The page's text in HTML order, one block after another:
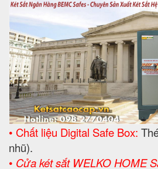
• Chất liệu Digital Safe Box:
nhũ).
• Cửa két sắt WELKO HOME